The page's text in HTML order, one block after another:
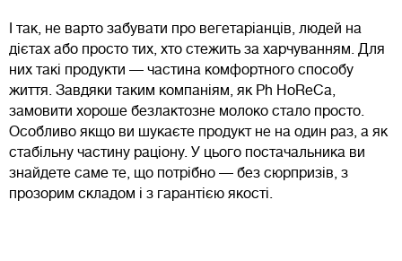
І так, не варто забувати про вегетаріанців, людей на
дієтах або просто тих, хто стежить за харчуванням. Для
них такі продукти — частина комфортного способу
життя. Завдяки таким компаніям, як Ph HoReCa,
замовити хороше безлактозне молоко стало просто.
Особливо якщо ви шукаєте продукт не на один раз, а як
стабільну частину раціону. У цього постачальника ви
знайдете саме те, що потрібно — без сюрпризів, з
прозорим складом і з гарантією якості.